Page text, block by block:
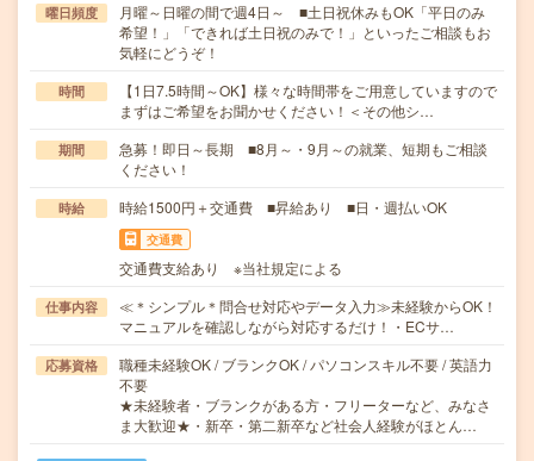
曜日頻度
月曜～日曜の間で週4日～ ■土日祝休みもOK「平日のみ
希望！」「できれば土日祝のみで！」といったご相談もお
気軽にどうぞ！
時間
【1日7.5時間～OK】様々な時間帯をご用意していますので
まずはご希望をお聞かせください！＜その他シ…
期間
急募！即日～長期 ■8月～・9月～の就業、短期もご相談
ください！
時給 時給1500円＋交通費 ■昇給あり ■日・週払いOK
交通費
交通費支給あり ※当社規定による
仕事内容
≪＊シンプル＊問合せ対応やデータ入力≫未経験からOK！
マニュアルを確認しながら対応するだけ！・ECサ…
応募資格
職種未経験OK / ブランクOK / パソコンスキル不要 / 英語力
不要
★未経験者・ブランクがある方・フリーターなど、みなさ
ま大歓迎★・新卒・第二新卒など社会人経験がほとん…